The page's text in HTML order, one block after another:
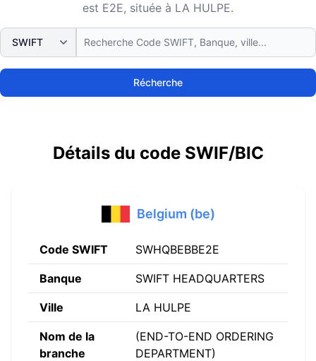
est E2E, située à LA HULPE.
Récherche
Détails du code SWIF/BIC
Belgium (be)
Code SWIFT SWHQBEBBE2E
Banque SWIFT HEADQUARTERS
Ville LA HULPE
Nom de la
branche
(END-TO-END ORDERING
DEPARTMENT)